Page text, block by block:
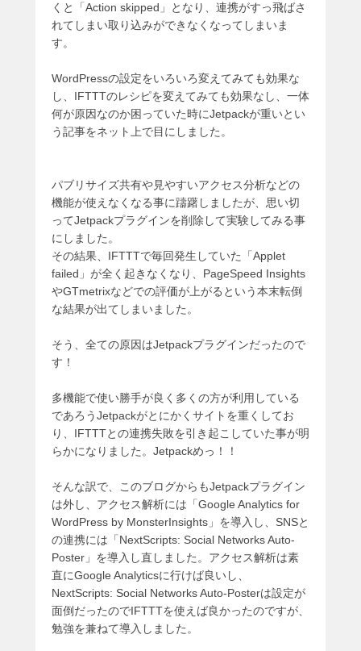
くと「Action skipped」となり、連携がすっ飛ばさ
れてしまい取り込みができなくなってしまいま
す。
WordPressの設定をいろいろ変えてみても効果な
し、IFTTTのレシピを変えてみても効果なし、一体
何が原因なのか困っていた時にJetpackが重いとい
う記事をネット上で目にしました。
パブリサイズ共有や見やすいアクセス分析などの
機能が使えなくなる事に躊躇しましたが、思い切
ってJetpackプラグインを削除して実験してみる事
にしました。
その結果、IFTTTで毎回発生していた「Applet
failed」が全く起きなくなり、PageSpeed Insights
やGTmetrixなどでの評価が上がるという本末転倒
な結果が出てしまいました。
そう、全ての原因はJetpackプラグインだったので
す！
多機能で使い勝手が良く多くの方が利用している
であろうJetpackがとにかくサイトを重くしてお
り、IFTTTとの連携失敗を引き起こしていた事が明
らかになりました。Jetpackめっ！！
そんな訳で、このブログからもJetpackプラグイン
は外し、アクセス解析には「Google Analytics for
WordPress by MonsterInsights」を導入し、SNSと
の連携には「NextScripts: Social Networks Auto-
Poster」を導入し直しました。アクセス解析は素
直にGoogle Analyticsに行けば良いし、
NextScripts: Social Networks Auto-Posterは設定が
面倒だったのでIFTTTを使えば良かったのですが、
勉強を兼ねて導入しました。